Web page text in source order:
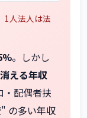
1人法人は法
。しかし
える年収
・配偶者扶
の多い年収